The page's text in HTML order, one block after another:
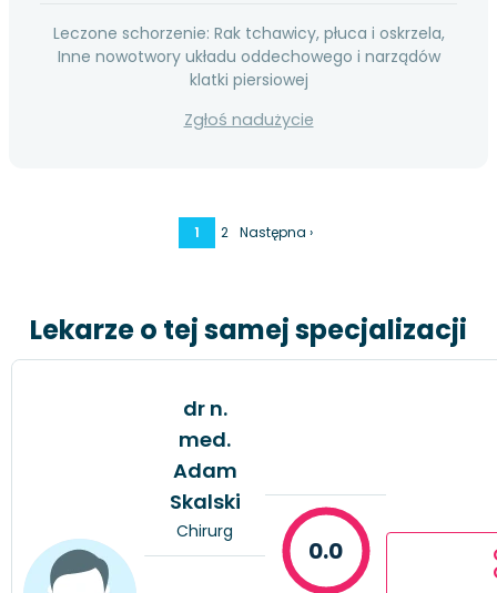
Leczone schorzenie: Rak tchawicy, płuca i oskrzela,
Inne nowotwory układu oddechowego i narządów
klatki piersiowej
Zgłoś nadużycie
1 2 Następna ›
Lekarze o tej samej specjalizacji
dr n.
med.
Adam
Skalski
Chirurg
0.0